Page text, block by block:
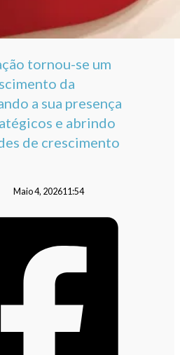
tornou-se um
da
a sua presença
e abrindo
de crescimento
Maio 4, 202611:54